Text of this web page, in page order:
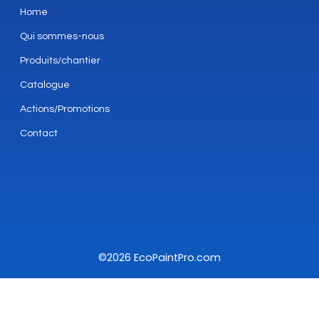
Home
Qui sommes-nous
Produits/chantier
Catalogue
Actions/Promotions
Contact
©2026 EcoPaintPro.com